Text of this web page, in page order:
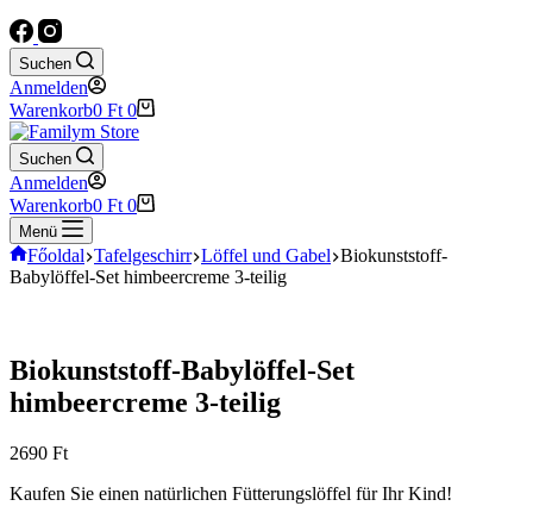
Suchen
Anmelden
Warenkorb0 Ft 0
Suchen
Anmelden
Warenkorb0 Ft 0
Menü
Főoldal Tafelgeschirr Löffel und Gabel Biokunststoff-
Babylöffel-Set himbeercreme 3-teilig
Biokunststoff-Babylöffel-Set
himbeercreme 3-teilig
2690 Ft
Kaufen Sie einen natürlichen Fütterungslöffel für Ihr Kind!